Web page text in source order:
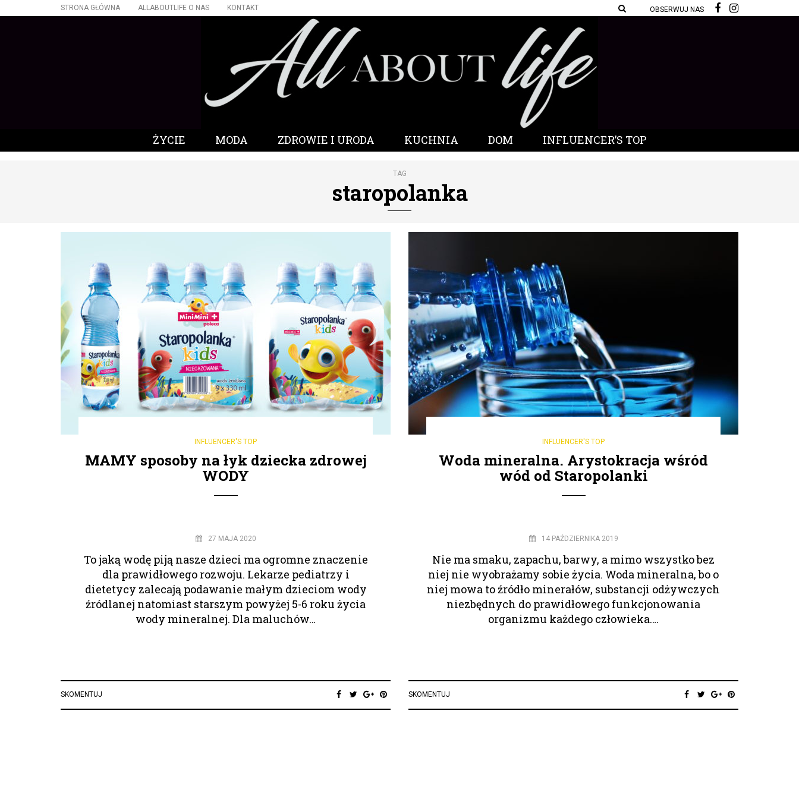
STRONA GŁÓWNA ALLABOUTLIFE O NAS KONTAKT OBSERWUJ NAS
ŻYCIE MODA ZDROWIE I URODA KUCHNIA DOM INFLUENCER’S TOP
TAG
staropolanka
INFLUENCER'S TOP
MAMY sposoby na łyk dziecka zdrowej
WODY
27 MAJA 2020
To jaką wodę piją nasze dzieci ma ogromne znaczenie
dla prawidłowego rozwoju. Lekarze pediatrzy i
dietetycy zalecają podawanie małym dzieciom wody
źródlanej natomiast starszym powyżej 5-6 roku życia
wody mineralnej. Dla maluchów…
SKOMENTUJ
INFLUENCER'S TOP
Woda mineralna. Arystokracja wśród
wód od Staropolanki
14 PAŹDZIERNIKA 2019
Nie ma smaku, zapachu, barwy, a mimo wszystko bez
niej nie wyobrażamy sobie życia. Woda mineralna, bo o
niej mowa to źródło minerałów, substancji odżywczych
niezbędnych do prawidłowego funkcjonowania
organizmu każdego człowieka….
SKOMENTUJ